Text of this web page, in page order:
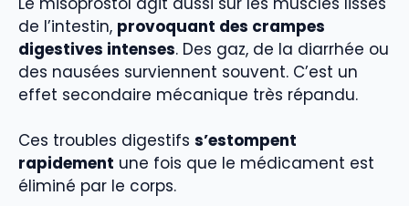
de l’intestin, provoquant des crampes
digestives intenses. Des gaz, de la diarrhée ou
des nausées surviennent souvent. C’est un
effet secondaire mécanique très répandu.
Ces troubles digestifs s’estompent
rapidement une fois que le médicament est
éliminé par le corps.